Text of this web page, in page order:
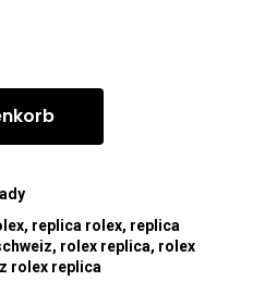
, replica rolex, replica
, rolex replica, rolex
rolex replica